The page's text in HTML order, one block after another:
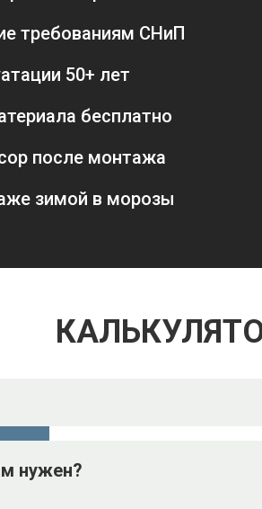
требованиям СНиП
50+ лет
бесплатно
после монтажа
зимой в морозы
нужен?